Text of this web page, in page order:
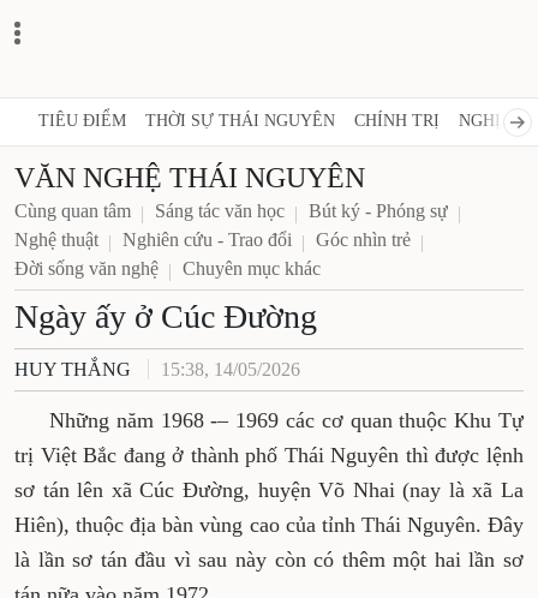
TIÊU ĐIỂM THỜI SỰ THÁI NGUYÊN CHÍNH TRỊ NGHỊ
VĂN NGHỆ THÁI NGUYÊN
Cùng quan tâm Sáng tác văn học
Bút ký - Phóng sự
Nghệ thuật
Nghiên cứu - Trao đổi
Góc nhìn trẻ
Đời sống văn nghệ
Chuyên mục khác
Ngày ấy ở Cúc Đường
HUY THẮNG 15:38, 14/05/2026
Những năm 1968 -– 1969 các cơ quan thuộc Khu Tự
trị Việt Bắc đang ở thành phố Thái Nguyên thì được lệnh
sơ tán lên xã Cúc Đường, huyện Võ Nhai (nay là xã La
Hiên), thuộc địa bàn vùng cao của tỉnh Thái Nguyên. Đây
là lần sơ tán đầu vì sau này còn có thêm một hai lần sơ